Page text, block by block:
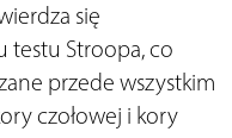
się
testu Stroopa, co
przede wszystkim
czołowej i kory